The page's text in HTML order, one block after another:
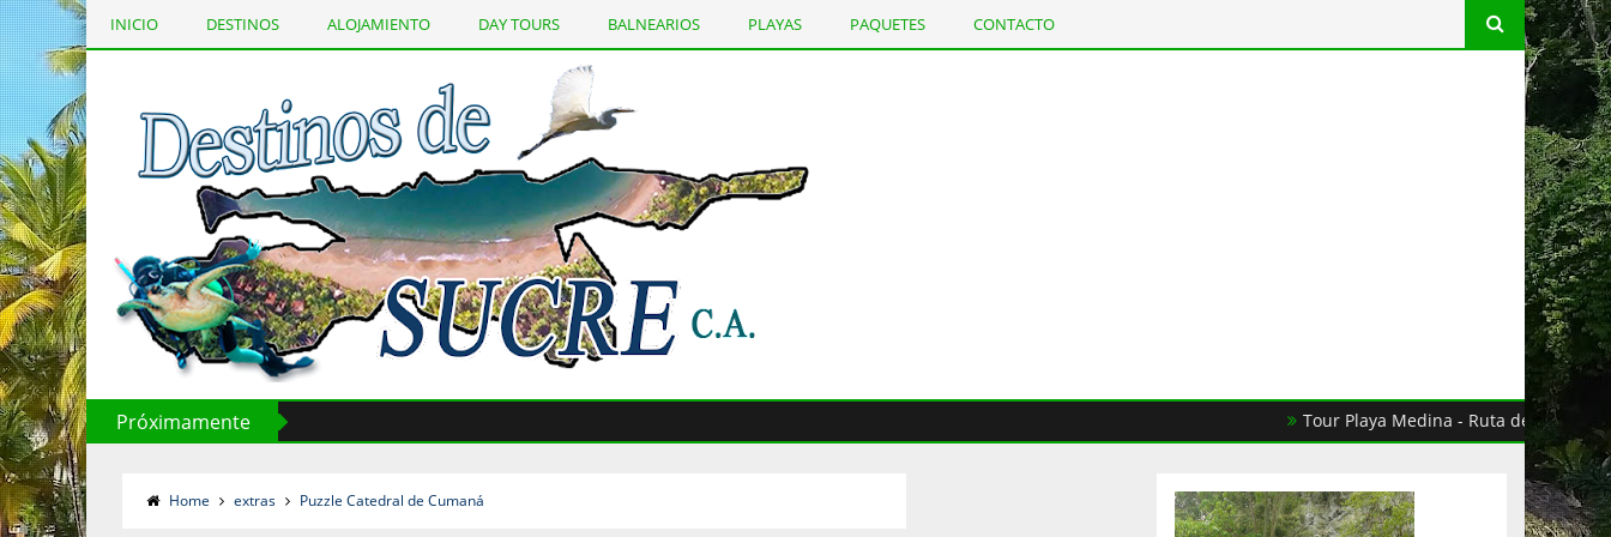
INICIO DESTINOS ALOJAMIENTO DAY TOURS BALNEARIOS PLAYAS PAQUETES CONTACTO
Próximamente Tour Playa Medina - Ruta del Cacao
Home extras Puzzle Catedral de Cumaná